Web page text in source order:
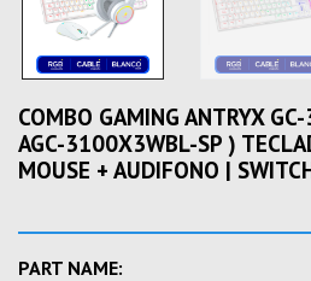
COMBO GAMING ANTRYX
AGC-3100X3WBL-SP )
MOUSE + AUDIFONO |
PART NAME: